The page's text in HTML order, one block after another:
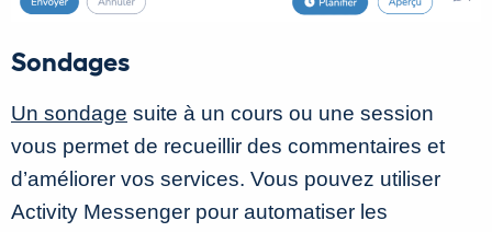
Sondages
Un sondage suite à un cours ou une session
vous permet de recueillir des commentaires et
d’améliorer vos services. Vous pouvez utiliser
Activity Messenger pour automatiser les